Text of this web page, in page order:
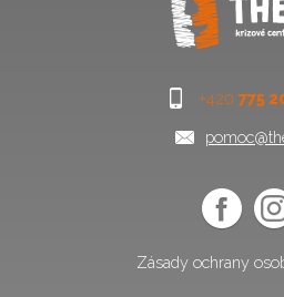
+420 775
Zásady ochrany